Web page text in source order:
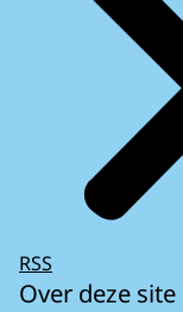
RSS
Over deze site